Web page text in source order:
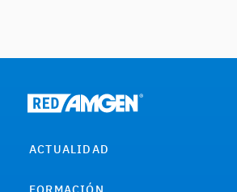
ACTUALIDAD